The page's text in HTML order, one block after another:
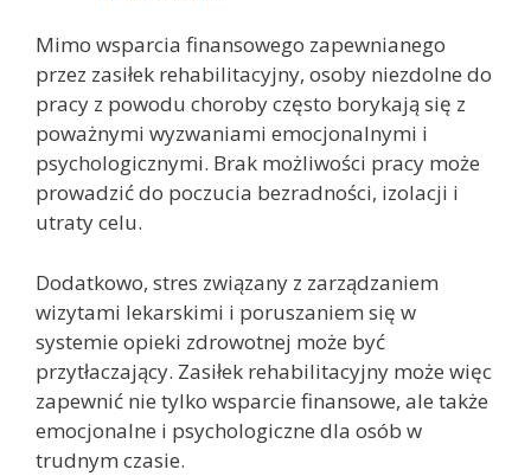
Mimo wsparcia finansowego zapewnianego
przez zasiłek rehabilitacyjny, osoby niezdolne do
pracy z powodu choroby często borykają się z
poważnymi wyzwaniami emocjonalnymi i
psychologicznymi. Brak możliwości pracy może
prowadzić do poczucia bezradności, izolacji i
utraty celu.
Dodatkowo, stres związany z zarządzaniem
wizytami lekarskimi i poruszaniem się w
systemie opieki zdrowotnej może być
przytłaczający. Zasiłek rehabilitacyjny może więc
zapewnić nie tylko wsparcie finansowe, ale także
emocjonalne i psychologiczne dla osób w
trudnym czasie.